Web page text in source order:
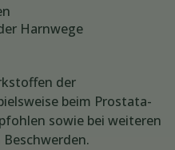
Harnwege
der
beim Prostata-
sowie bei weiteren